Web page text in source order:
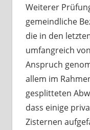
Weiterer
gemeindliche
die in den
umfangreich
Anspruch
allem im
gesplitteten
dass einige
Zisternen